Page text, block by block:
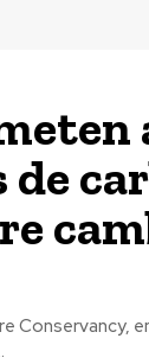
Conservancy,